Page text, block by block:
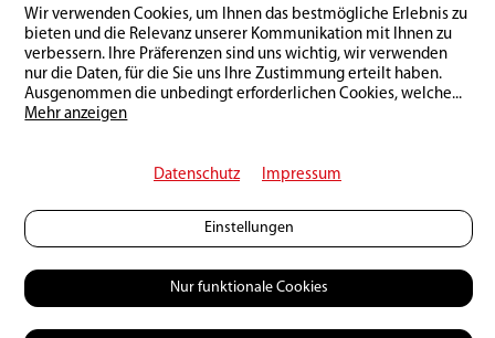
interessieren:
Wir verwenden Cookies, um Ihnen das bestmögliche Erlebnis zu
bieten und die Relevanz unserer Kommunikation mit Ihnen zu
verbessern. Ihre Präferenzen sind uns wichtig, wir verwenden
nur die Daten, für die Sie uns Ihre Zustimmung erteilt haben.
Ausgenommen die unbedingt erforderlichen Cookies, welche...
Mehr anzeigen
Datenschutz Impressum
Einstellungen
Nur funktionale Cookies